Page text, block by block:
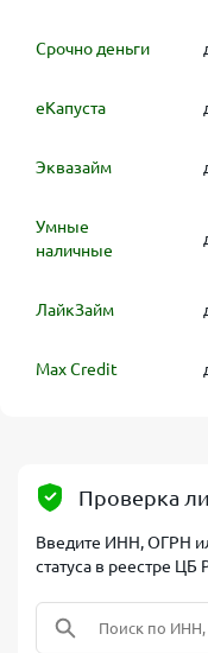
Срочно деньги
еКапуста
Эквазайм
Умные
наличные
ЛайкЗайм
Max Credit
Проверка
Введите ИНН, ОГРН
статуса в реестре ЦБ